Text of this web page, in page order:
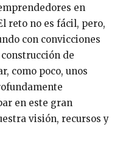
en
reto no es fácil, pero,
con convicciones
de
como poco, unos
en este gran
visión, recursos y